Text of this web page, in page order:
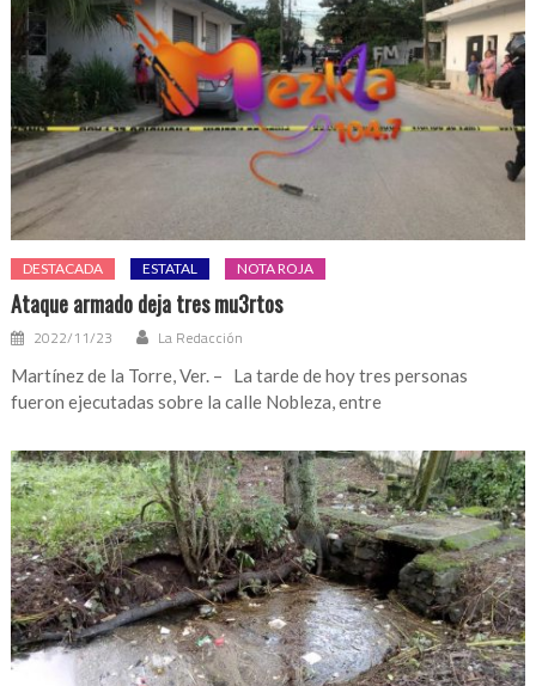
DESTACADA ESTATAL NOTA ROJA
Ataque armado deja tres mu3rtos
2022/11/23 La Redacción
Martínez de la Torre, Ver. – La tarde de hoy tres personas
fueron ejecutadas sobre la calle Nobleza, entre